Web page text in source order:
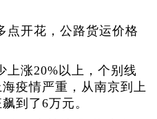
点开花，公路货运价格
上涨20%以上，个别线
疫情严重，从南京到上
到了6万元。